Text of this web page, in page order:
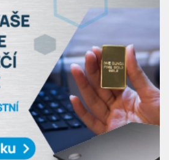
2026: Hudební léto ve
Už tuto sobotu zahraje
Mlýnec u Karlova mostu přidává
neomezený Aperol Spritz